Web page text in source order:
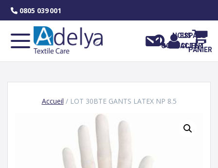
0805 039 001
NOUS
CONTACTER
ESPACE
CLIENT
PANIER
Accueil / LOT 30BTE GANTS LATEX NP 8.5